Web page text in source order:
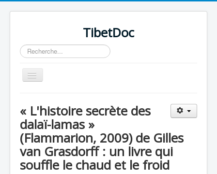
TibetDoc
Rechercher
Basculer
la
« L'histoire secrète des
dalaï-lamas »
(Flammarion, 2009) de Gilles
van Grasdorff : un livre qui
souffle le chaud et le froid